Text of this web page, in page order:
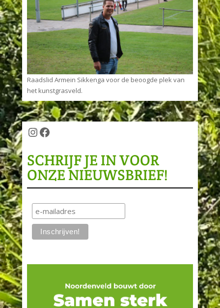
Raadslid Armein Sikkenga voor de beoogde plek van
het kunstgrasveld.
Instagram
Facebook
SCHRIJF JE IN VOOR
ONZE NIEUWSBRIEF!